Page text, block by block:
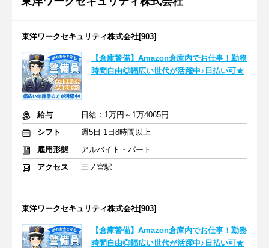
東洋ワークセキュリティ株式会社[903]
【倉庫警備】Amazon倉庫内でお仕事！勤務
時間自由◎幅広い世代が活躍中♪日払い可★
給与
日給：1万円～1万4065円
シフト
週5日 1日8時間以上
雇用形態
アルバイト・パート
アクセス
三ノ宮駅
東洋ワークセキュリティ株式会社[903]
【倉庫警備】Amazon倉庫内でお仕事！勤務
時間自由◎幅広い世代が活躍中♪日払い可★